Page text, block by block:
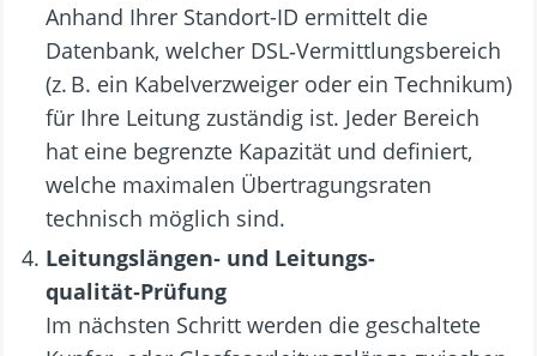
Anhand Ihrer Standort-ID ermittelt die
Datenbank, welcher DSL‑Vermittlungsbereich
(z. B. ein Kabelverzweiger oder ein Technikum)
für Ihre Leitung zuständig ist. Jeder Bereich
hat eine begrenzte Kapazität und definiert,
welche maximalen Übertragungsraten
technisch möglich sind.
Leitungslängen‑ und Leitungs­­
qualität‑Prüfung
Im nächsten Schritt werden die geschaltete